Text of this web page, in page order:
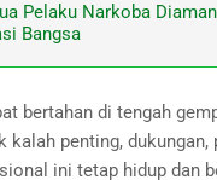
Pelaku Narkoba
Bangsa
bertahan di tengah
penting,
ini tetap hidup dan